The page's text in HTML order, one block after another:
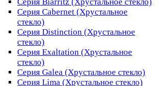
Серия Cabernet (Хрустальное
стекло)
Серия Distinction (Хрустальное
стекло)
Серия Exaltation (Хрустальное
стекло)
Серия Galea (Хрустальное стекло)
Серия Lima (Хрустальное стекло)